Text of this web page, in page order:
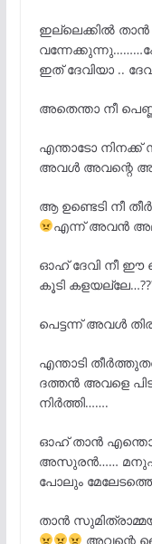
ഇല്ലെക്കിൽ
ഇത് ദേവിയാ ..
അതെന്താ നീ
എന്താടോ നിനക്ക്
അവൾ അവന്റെ
ആ ഉണ്ടെടി നീ
എന്ന് അവൻ
ഓഹ് ദേവി നീ ഈ
കൂടി
പെട്ടന്ന് അവൾ
എന്താടി
ദത്തൻ അവളെ
നിർത്തി…….
ഓഹ് താൻ
അസുരൻ……
പോലും
താൻ
അവന്റെ